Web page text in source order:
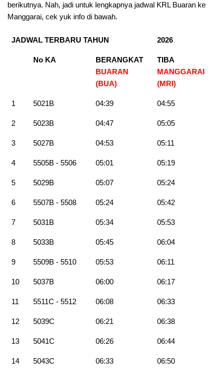
berikutnya. Nah, jadi untuk lengkapnya jadwal KRL Buaran ke
Manggarai, cek yuk info di bawah.
JADWAL TERBARU TAHUN 2026
No KA
BERANGKAT
BUARAN
(BUA)
TIBA
MANGGARAI
(MRI)
1 5021B 04:39 04:55
2 5023B 04:47 05:05
3 5027B 04:53 05:11
4 5505B - 5506 05:01 05:19
5 5029B 05:07 05:24
6 5507B - 5508 05:24 05:42
7 5031B 05:34 05:53
8 5033B 05:45 06:04
9 5509B - 5510 05:53 06:11
10 5037B 06:00 06:17
11 5511C - 5512 06:08 06:33
12 5039C 06:21 06:38
13 5041C 06:26 06:44
14 5043C 06:33 06:50